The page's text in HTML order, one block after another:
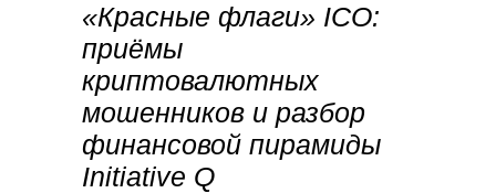
«Красные флаги» ICO:
приёмы
криптовалютных
мошенников и разбор
финансовой пирамиды
Initiative Q